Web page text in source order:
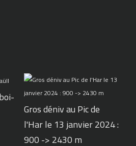
Gros déniv au Pic de
l'Har le 13 janvier 2024 :
900 -> 2430 m